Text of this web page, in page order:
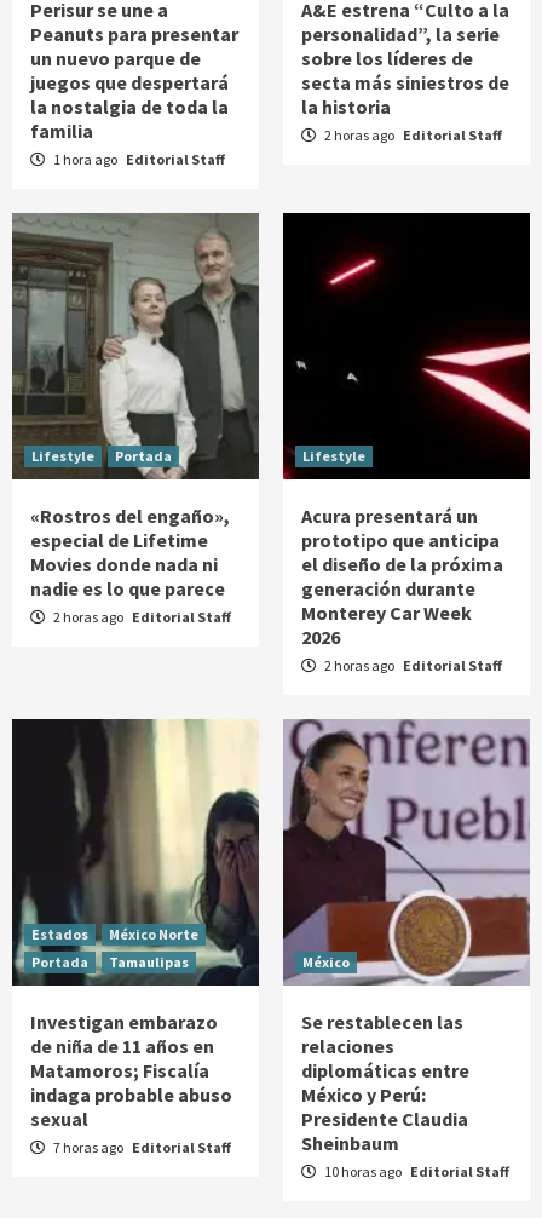
Perisur se une a
Peanuts para presentar
un nuevo parque de
juegos que despertará
la nostalgia de toda la
familia
1 hora ago Editorial Staff
A&E estrena “Culto a la
personalidad”, la serie
sobre los líderes de
secta más siniestros de
la historia
2 horas ago Editorial Staff
Lifestyle Portada
«Rostros del engaño»,
especial de Lifetime
Movies donde nada ni
nadie es lo que parece
2 horas ago Editorial Staff
Lifestyle
Acura presentará un
prototipo que anticipa
el diseño de la próxima
generación durante
Monterey Car Week
2026
2 horas ago Editorial Staff
Estados
México Norte
Portada
Tamaulipas
Investigan embarazo
de niña de 11 años en
Matamoros; Fiscalía
indaga probable abuso
sexual
7 horas ago Editorial Staff
México
Se restablecen las
relaciones
diplomáticas entre
México y Perú:
Presidente Claudia
Sheinbaum
10 horas ago Editorial Staff